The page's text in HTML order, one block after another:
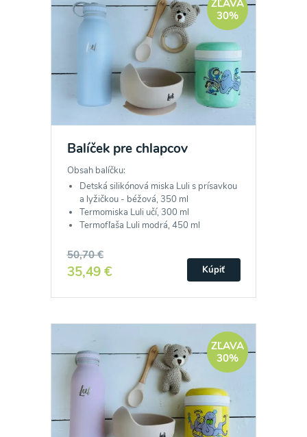
ZĽAVA
30%
Balíček pre chlapcov
Obsah balíčku:
Detská silikónová miska Luli s prísavkou
a lyžičkou - béžová, 350 ml
Termomiska Luli učí, 300 ml
Termofľaša Luli modrá, 450 ml
50,70 €
35,49 € Kúpiť
ZĽAVA
30%